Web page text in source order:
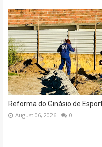
Reforma do Ginásio de
August 06, 2026 0